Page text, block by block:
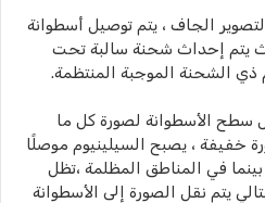
الجاف ، يتم توصيل أسطوانة
يتم إحداث شحنة سالبة تحت
ذي الشحنة الموجبة المنتظمة.
سطح الأسطوانة لصورة كل ما
خفيفة ، يصبح السيلينيوم موصلًا
في المناطق المظلمة ،تظل
يتم نقل الصورة إلى الأسطوانة